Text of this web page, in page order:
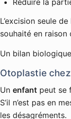
Réduire la
L’excision seule
souhaité en raison
Un bilan
Otoplastie
Un enfant peut se
S’il n’est pas en
les désagréments.